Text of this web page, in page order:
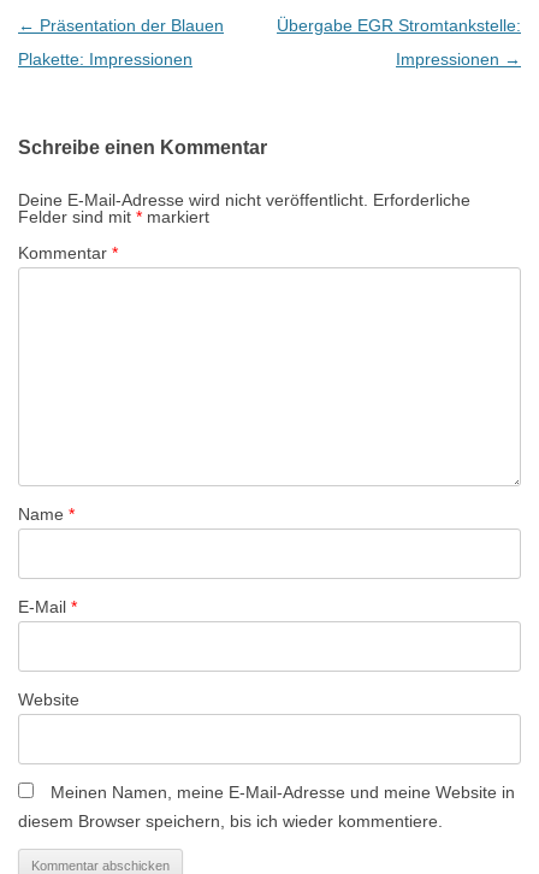
B
e
r
a
g
s
t
o
← Präsentation der Blauen
Plakette: Impressionen
Übergabe EGR Stromtankstelle:
Impressionen →
Schreibe einen Kommentar
Deine E-Mail-Adresse wird nicht veröffentlicht. Erforderliche
Felder sind mit * markiert
Kommentar *
Name *
E-Mail *
Website
Meinen Namen, meine E-Mail-Adresse und meine Website in
diesem Browser speichern, bis ich wieder kommentiere.